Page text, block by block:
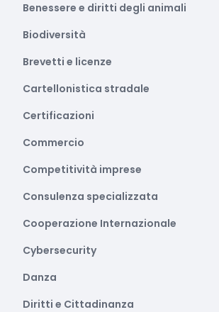
Benessere e diritti degli animali
Biodiversità
Brevetti e licenze
Cartellonistica stradale
Certificazioni
Commercio
Competitività imprese
Consulenza specializzata
Cooperazione Internazionale
Cybersecurity
Danza
Diritti e Cittadinanza